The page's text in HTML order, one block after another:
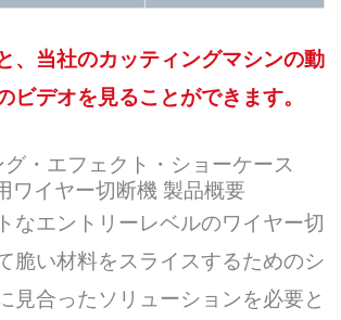
、当社のカッティングマシンの動
ビデオを見ることができます。
グ・エフェクト・ショーケース
ワイヤー切断機 製品概要
なエントリーレベルのワイヤー切
脆い材料をスライスするためのシ
見合ったソリューションを必要と